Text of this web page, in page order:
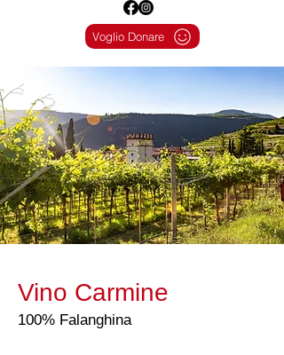
Voglio Donare
Vino Carmine
100% Falanghina